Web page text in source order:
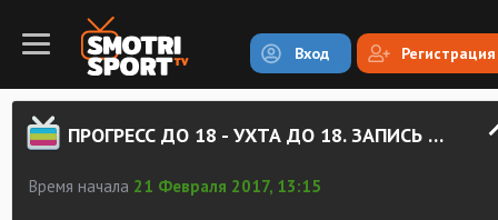
Вход Регистрация
ПРОГРЕСС ДО 18 - УХТА ДО 18. ЗАПИСЬ МАТЧА
Время начала 21 Февраля 2017, 13:15